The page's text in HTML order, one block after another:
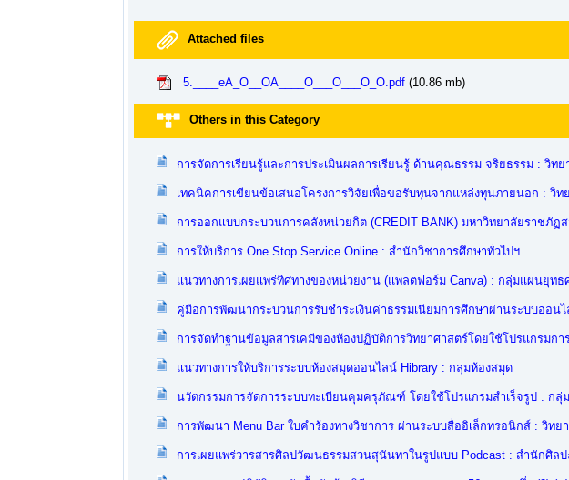
Attached files
5.____eA_O__OA____O___O___O_O.pdf(10.86 mb)
Others in this Category
การจัดการเรียนรู้และการประเมินผลการเรียนรู้ ด้านคุณธรรม จริยธรรม : วิทย
เทคนิคการเขียนข้อเสนอโครงการวิจัยเพื่อขอรับทุนจากแหล่งทุนภายนอก : วิท
การออกแบบกระบวนการคลังหน่วยกิต (CREDIT BANK) มหาวิทยาลัยราชภัฏ
การให้บริการ One Stop Service Online : สำนักวิชาการศึกษาทั่วไปฯ
แนวทางการเผยแพร่ทิศทางของหน่วยงาน (แพลตฟอร์ม Canva) : กลุ่มแผนยุ
คู่มือการพัฒนากระบวนการรับชำระเงินค่าธรรมเนียมการศึกษาผ่านระบบออน
การจัดทำฐานข้อมูลสารเคมีของห้องปฏิบัติการวิทยาศาสตร์โดยใช้โปรแกรมก
แนวทางการให้บริการระบบห้องสมุดออนไลน์ Hibrary : กลุ่มห้องสมุด
นวัตกรรมการจัดการระบบทะเบียนคุมครุภัณฑ์ โดยใช้โปรแกรมสำเร็จรูป : กลุ่
การพัฒนา Menu Bar ใบคำร้องทางวิชาการ ผ่านระบบสื่ออิเล็กทรอนิกส์ : วิทย
การเผยแพร่วารสารศิลปวัฒนธรรมสวนสุนันทาในรูปแบบ Podcast : สำนักศิล